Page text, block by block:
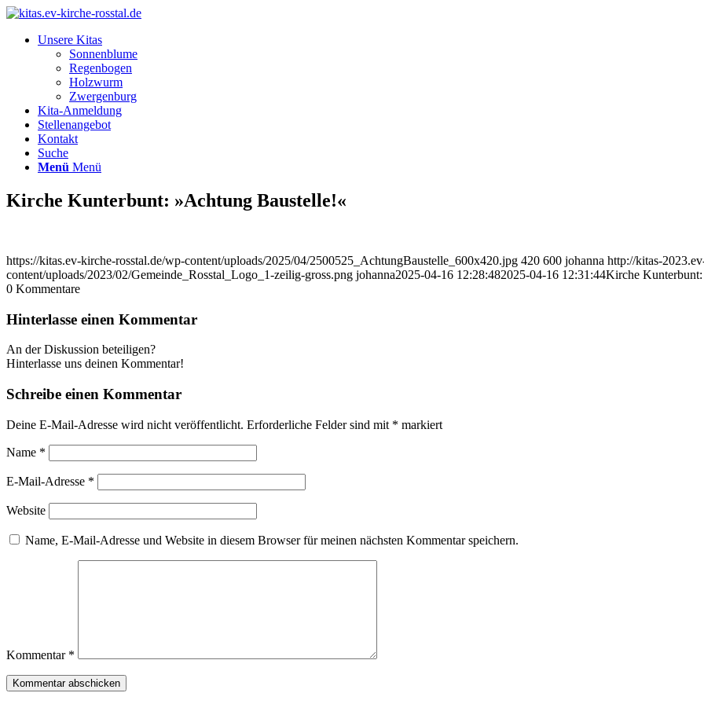
Unsere Kitas
Sonnenblume
Regenbogen
Holzwurm
Zwergenburg
Kita-Anmeldung
Stellenangebot
Kontakt
Suche
Menü Menü
Kirche Kunterbunt: »Achtung Baustelle!«
https://kitas.ev-kirche-rosstal.de/wp-content/uploads/2025/04/2500525_AchtungBaustelle_600x420.jpg 420 600 johanna http://kitas-
content/uploads/2023/02/Gemeinde_Rosstal_Logo_1-zeilig-gross.png johanna2025-04-16 12:28:482025-04-16 12:31:44Kirche
0 Kommentare
Hinterlasse einen Kommentar
An der Diskussion beteiligen?
Hinterlasse uns deinen Kommentar!
Schreibe einen Kommentar
Deine E-Mail-Adresse wird nicht veröffentlicht. Erforderliche Felder sind mit * markiert
Name *
E-Mail-Adresse *
Website
Name, E-Mail-Adresse und Website in diesem Browser für meinen nächsten Kommentar speichern.
Kommentar *